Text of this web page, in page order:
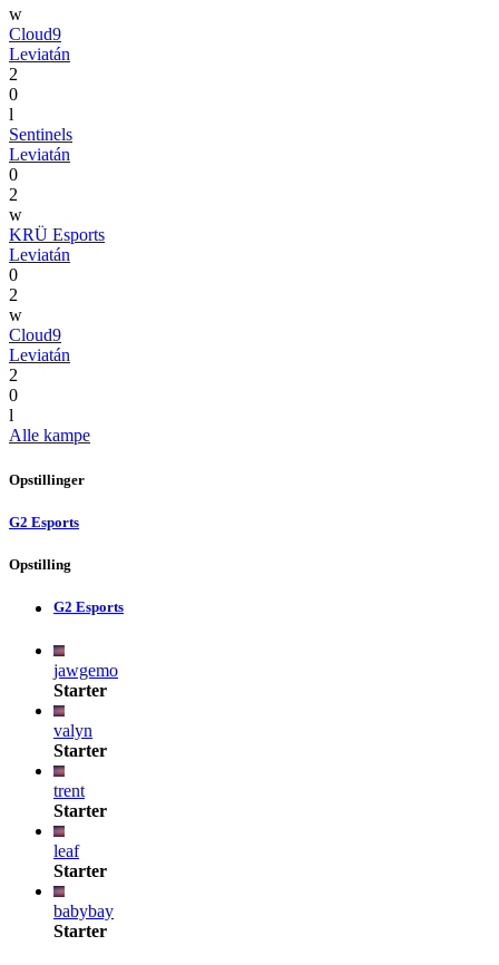
w
Cloud9
Leviatán
2
0
l
Sentinels
Leviatán
0
2
w
KRÜ Esports
Leviatán
0
2
w
Cloud9
Leviatán
2
0
l
Alle kampe
Opstillinger
G2 Esports
Opstilling
G2 Esports
jawgemo
Starter
valyn
Starter
trent
Starter
leaf
Starter
babybay
Starter